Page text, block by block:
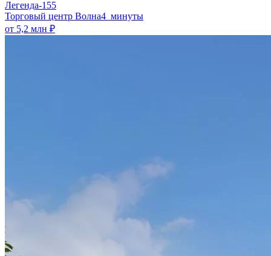
Легенда-155
​Торговый центр Волна4 минуты
от 5,2 млн ₽